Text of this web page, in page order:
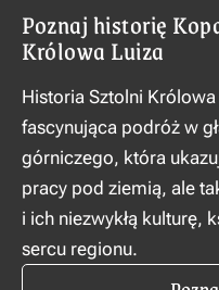
Poznaj historię
Królowa Luiza
Historia Sztolni
fascynująca podróż w
górniczego, która
pracy pod ziemią, ale
i ich niezwykłą kulturę,
sercu regionu.